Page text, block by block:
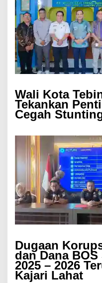
Wali Kota
Tekankan
Cegah
Dugaan
dan Dana BOS
2025 – 2026
Kajari Lahat